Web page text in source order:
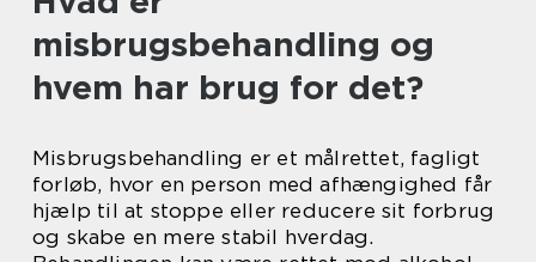
misbrugsbehandling og
hvem har brug for det?
Misbrugsbehandling er et målrettet, fagligt
forløb, hvor en person med afhængighed får
hjælp til at stoppe eller reducere sit forbrug
og skabe en mere stabil hverdag.